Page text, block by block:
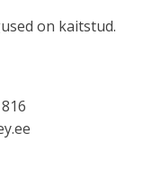
on kaitstud.